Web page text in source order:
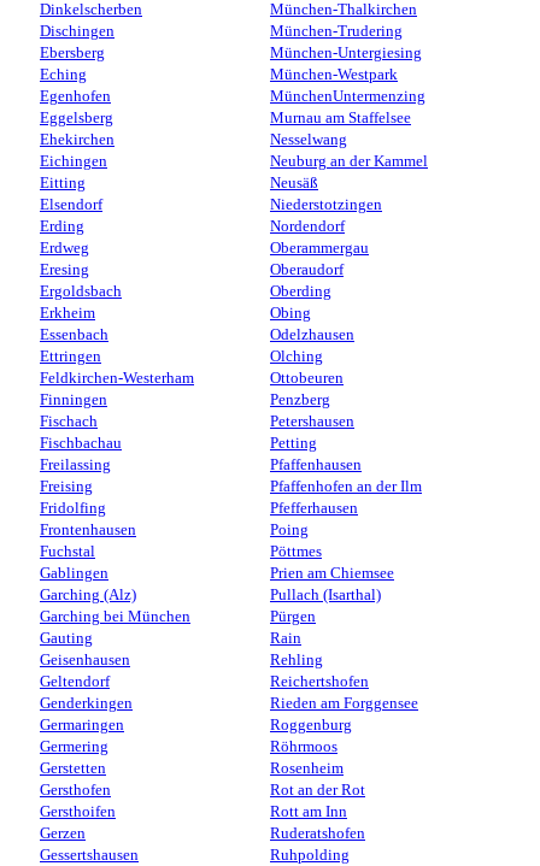
Dinkelscherben
Dischingen
Ebersberg
Eching
Egenhofen
Eggelsberg
Ehekirchen
Eichingen
Eitting
Elsendorf
Erding
Erdweg
Eresing
Ergoldsbach
Erkheim
Essenbach
Ettringen
Feldkirchen-Westerham
Finningen
Fischach
Fischbachau
Freilassing
Freising
Fridolfing
Frontenhausen
Fuchstal
Gablingen
Garching (Alz)
Garching bei München
Gauting
Geisenhausen
Geltendorf
Genderkingen
Germaringen
Germering
Gerstetten
Gersthofen
Gersthoifen
Gerzen
Gessertshausen
München-Thalkirchen
München-Trudering
München-Untergiesing
München-Westpark
MünchenUntermenzing
Murnau am Staffelsee
Nesselwang
Neuburg an der Kammel
Neusäß
Niederstotzingen
Nordendorf
Oberammergau
Oberaudorf
Oberding
Obing
Odelzhausen
Olching
Ottobeuren
Penzberg
Petershausen
Petting
Pfaffenhausen
Pfaffenhofen an der Ilm
Pfefferhausen
Poing
Pöttmes
Prien am Chiemsee
Pullach (Isarthal)
Pürgen
Rain
Rehling
Reichertshofen
Rieden am Forggensee
Roggenburg
Röhrmoos
Rosenheim
Rot an der Rot
Rott am Inn
Ruderatshofen
Ruhpolding